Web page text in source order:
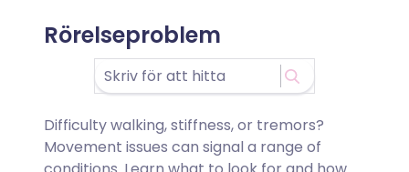
Rörelseproblem
Difficulty walking, stiffness, or tremors?
Movement issues can signal a range of